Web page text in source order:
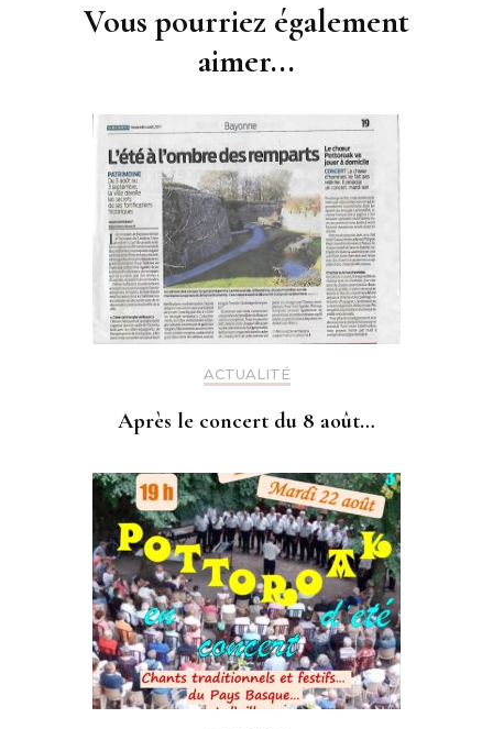
Vous pourriez également
aimer...
ACTUALITÉ
Après le concert du 8 août…